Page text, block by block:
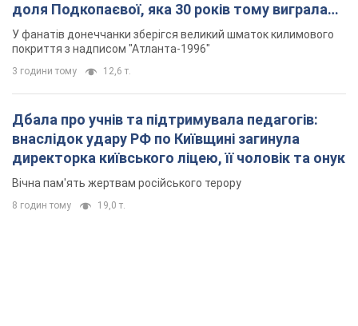
доля Подкопаєвої, яка 30 років тому виграла
"золото" Олімпіади
У фанатів донеччанки зберігся великий шматок килимового
покриття з надписом "Атланта-1996"
3 години тому 12,6 т.
Дбала про учнів та підтримувала педагогів:
внаслідок удару РФ по Київщині загинула
директорка київського ліцею, її чоловік та онук
Вічна пам'ять жертвам російського терору
8 годин тому 19,0 т.